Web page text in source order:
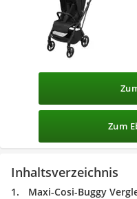
Zum
Inhaltsverzeichnis
Maxi-Cosi-Buggy